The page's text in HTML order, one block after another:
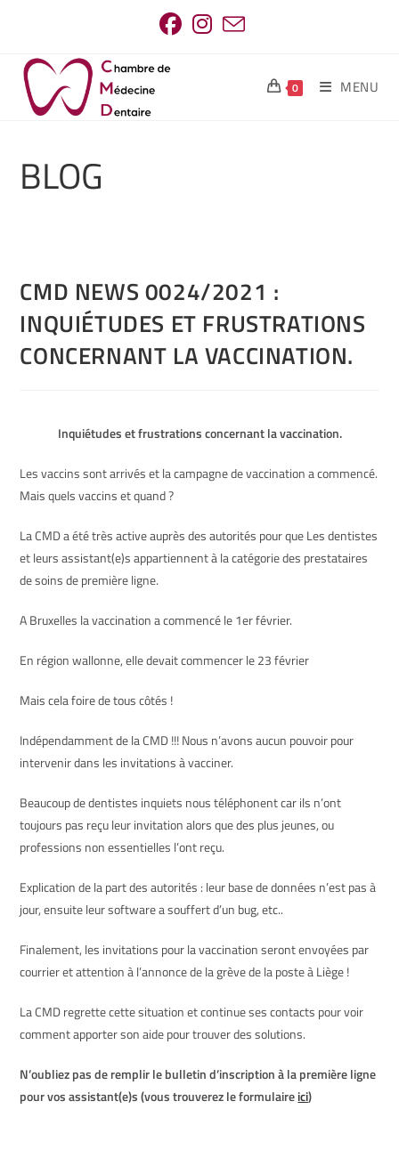
0 MENU
BLOG
CMD NEWS 0024/2021 :
INQUIÉTUDES ET FRUSTRATIONS
CONCERNANT LA VACCINATION.
Inquiétudes et frustrations concernant la vaccination.
Les vaccins sont arrivés et la campagne de vaccination a commencé.
Mais quels vaccins et quand ?
La CMD a été très active auprès des autorités pour que Les dentistes
et leurs assistant(e)s appartiennent à la catégorie des prestataires
de soins de première ligne.
A Bruxelles la vaccination a commencé le 1er février.
En région wallonne, elle devait commencer le 23 février
Mais cela foire de tous côtés !
Indépendamment de la CMD !!! Nous n’avons aucun pouvoir pour
intervenir dans les invitations à vacciner.
Beaucoup de dentistes inquiets nous téléphonent car ils n’ont
toujours pas reçu leur invitation alors que des plus jeunes, ou
professions non essentielles l’ont reçu.
Explication de la part des autorités : leur base de données n’est pas à
jour, ensuite leur software a souffert d’un bug, etc..
Finalement, les invitations pour la vaccination seront envoyées par
courrier et attention à l’annonce de la grève de la poste à Liège !
La CMD regrette cette situation et continue ses contacts pour voir
comment apporter son aide pour trouver des solutions.
N’oubliez pas de remplir le bulletin d’inscription à la première ligne
pour vos assistant(e)s (vous trouverez le formulaireici)